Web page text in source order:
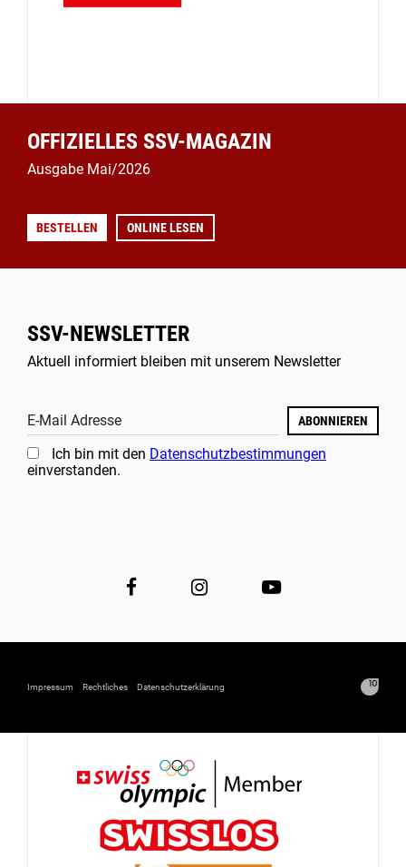
OFFIZIELLES SSV-MAGAZIN
Ausgabe Mai/2026
BESTELLEN ONLINE LESEN
SSV-NEWSLETTER
Aktuell informiert bleiben mit unserem Newsletter
E-Mail Adresse ABONNIEREN
Ich bin mit den Datenschutzbestimmungen
einverstanden.
Impressum Rechtliches Datenschutzerklärung